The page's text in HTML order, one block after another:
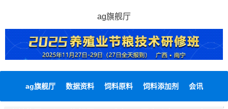
ag旗舰厅
ag旗舰厅 数据资料 饲料原料 饲料添加剂 会讯